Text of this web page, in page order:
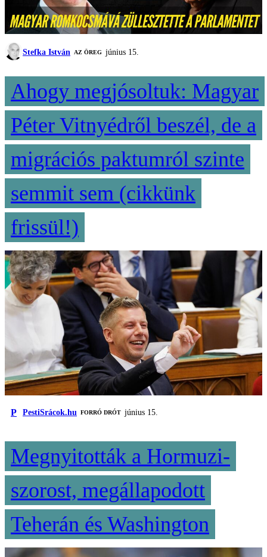
Stefka István AZ ÖREG június 15.
Ahogy megjósoltuk: Magyar
Péter Vitnyédről beszél, de a
migrációs paktumról szinte
semmit sem (cikkünk
frissül!)
P PestiSrácok.hu FORRÓ DRÓT június 15.
Megnyitották a Hormuzi-
szorost, megállapodott
Teherán és Washington